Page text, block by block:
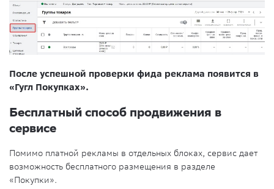
После успешной проверки фида реклама появится в
«Гугл Покупках».
Бесплатный способ продвижения в
сервисе
Помимо платной рекламы в отдельных блоках, сервис дает
возможность бесплатного размещения в разделе
«Покупки».